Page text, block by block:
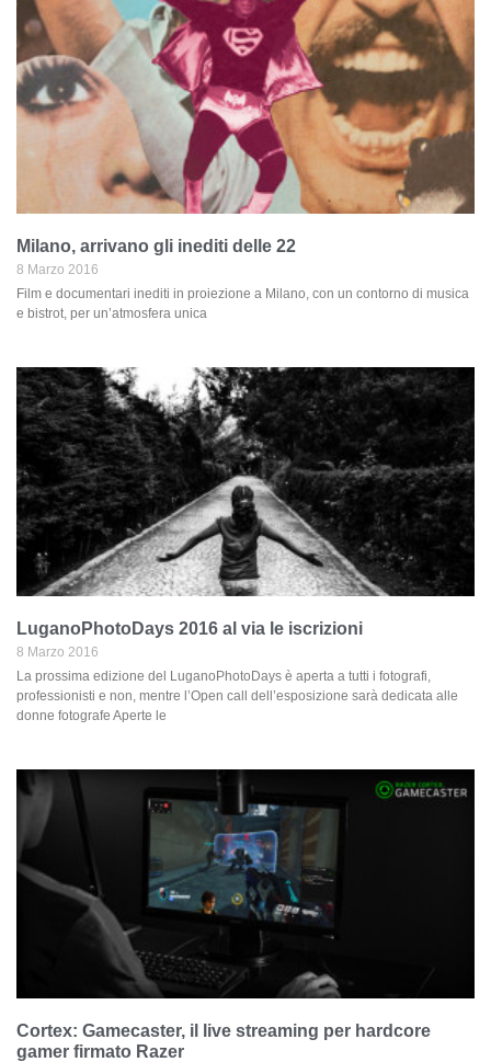
Milano, arrivano gli inediti delle 22
8 Marzo 2016
Film e documentari inediti in proiezione a Milano, con un contorno di musica
e bistrot, per un’atmosfera unica
LuganoPhotoDays 2016 al via le iscrizioni
8 Marzo 2016
La prossima edizione del LuganoPhotoDays è aperta a tutti i fotografi,
professionisti e non, mentre l’Open call dell’esposizione sarà dedicata alle
donne fotografe Aperte le
Cortex: Gamecaster, il live streaming per hardcore
gamer firmato Razer